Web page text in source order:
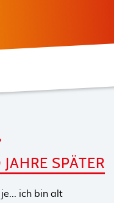
SPÄTER
je... ich bin alt